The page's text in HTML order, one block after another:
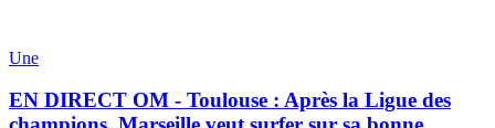
Une
EN DIRECT OM - Toulouse : Après la Ligue des